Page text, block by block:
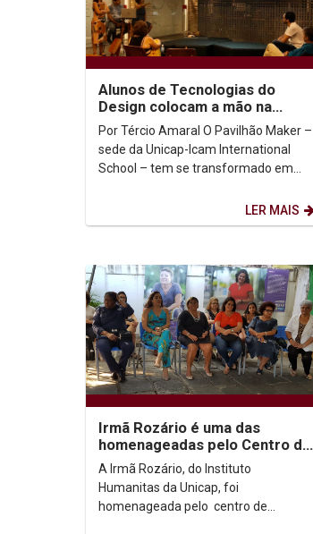
Alunos de Tecnologias do
Design colocam a mão na
massa e criam seus próprios
móveis
Por Tércio Amaral O Pavilhão Maker –
sede da Unicap-Icam International
School – tem se transformado em
LER MAIS
Irmã Rozário é uma das
homenageadas pelo Centro de
Referência Clarice Lispector
A Irmã Rozário, do Instituto
Humanitas da Unicap, foi
homenageada pelo centro de